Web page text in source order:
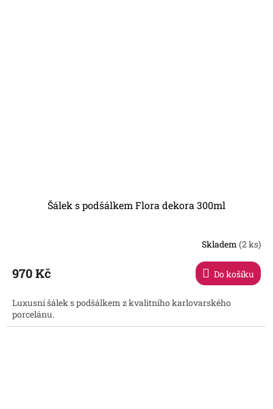
Šálek s podšálkem Flora dekora 300ml
Skladem (2 ks)
970 Kč Do košíku
Luxusní šálek s podšálkem z kvalitního karlovarského
porcelánu.